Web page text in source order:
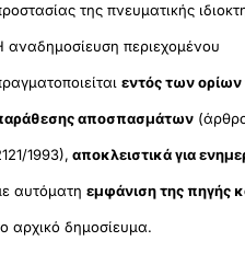
της πνευματικής
αναδημοσίευση περιεχομένου
εντός των ορίων
αποσπασμάτων
1993), αποκλειστικά για
αυτόματηεμφάνιση της πηγής
αρχικό δημοσίευμα.